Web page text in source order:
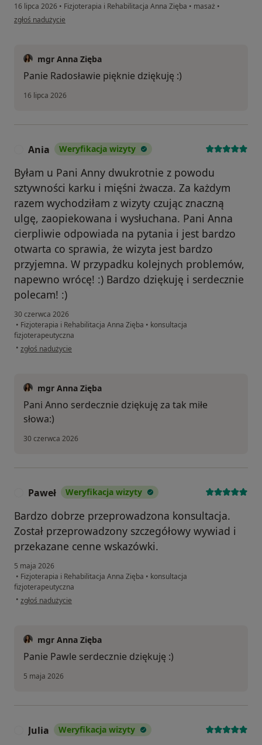
16 lipca 2026 • Fizjoterapia i Rehabilitacja Anna Zięba • masaż •
w opinii użytkownika Radek
zgłoś nadużycie
mgr Anna Zięba
Panie Radosławie pięknie dziękuję :)
16 lipca 2026
Ania Weryfikacja wizyty
Byłam u Pani Anny dwukrotnie z powodu
sztywności karku i mięśni żwacza. Za każdym
razem wychodziłam z wizyty czując znaczną
ulgę, zaopiekowana i wysłuchana. Pani Anna
cierpliwie odpowiada na pytania i jest bardzo
otwarta co sprawia, że wizyta jest bardzo
przyjemna. W przypadku kolejnych problemów,
napewno wrócę! :) Bardzo dziękuję i serdecznie
polecam! :)
30 czerwca 2026
• Fizjoterapia i Rehabilitacja Anna Zięba • konsultacja
fizjoterapeutyczna
• w opinii użytkownika Ania
zgłoś nadużycie
mgr Anna Zięba
Pani Anno serdecznie dziękuję za tak miłe
słowa:)
30 czerwca 2026
Paweł Weryfikacja wizyty
Bardzo dobrze przeprowadzona konsultacja.
Został przeprowadzony szczegółowy wywiad i
przekazane cenne wskazówki.
5 maja 2026
• Fizjoterapia i Rehabilitacja Anna Zięba • konsultacja
fizjoterapeutyczna
• w opinii użytkownika Paweł
zgłoś nadużycie
mgr Anna Zięba
Panie Pawle serdecznie dziękuję :)
5 maja 2026
Julia Weryfikacja wizyty